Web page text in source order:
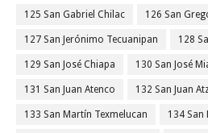
125 San Gabriel Chilac 126 San
127 San Jerónimo Tecuanipan 128
129 San José Chiapa 130 San José
131 San Juan Atenco 132 San Juan
133 San Martín Texmelucan 134